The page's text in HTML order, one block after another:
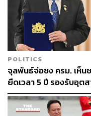
POLITICS
จุลพันธ์จ่อชง ครม. เห็น
ยืดเวลา 5 ปี รองรับอุต
อิสระเข้าสู่ระบบประกัน